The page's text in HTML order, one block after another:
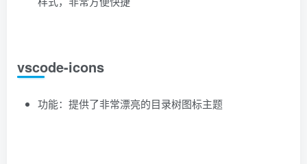
vscode-icons
功能：提供了非常漂亮的目录树图标主题